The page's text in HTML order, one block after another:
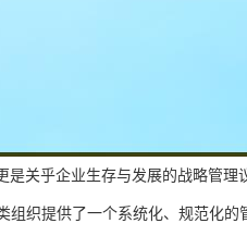
关乎企业生存与发展的战略管理
组织提供了一个系统化、规范化